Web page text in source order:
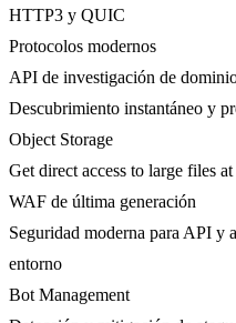
HTTP3 y QUIC
Protocolos modernos
API de investigación de
Descubrimiento instantáneo y
Object Storage
Get direct access to large files
WAF de última generación
Seguridad moderna para API y
entorno
Bot Management